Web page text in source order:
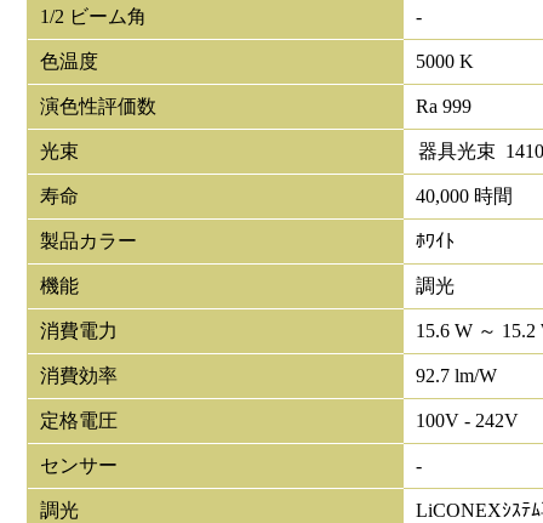
1/2 ビーム角 -
色温度 5000 K
演色性評価数 Ra 999
光束 器具光束
寿命 40,000 時間
製品カラー ﾎﾜｲﾄ
機能 調光
消費電力 15.6 W ～ 15.2
消費効率 92.7 lm/W
定格電圧 100V - 242V
センサー -
調光 LiCONEXｼｽﾃ